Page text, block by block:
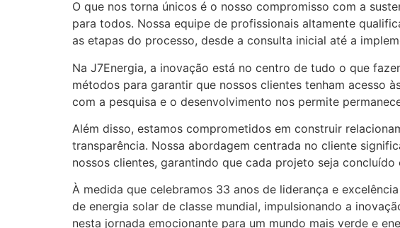
O que nos torna únicos é o nosso compromisso com a
para todos. Nossa equipe de profissionais altamente
as etapas do processo, desde a consulta inicial até a
Na J7Energia, a inovação está no centro de tudo o que
métodos para garantir que nossos clientes tenham acesso
com a pesquisa e o desenvolvimento nos permite
Além disso, estamos comprometidos em construir
transparência. Nossa abordagem centrada no cliente
nossos clientes, garantindo que cada projeto seja
À medida que celebramos 33 anos de liderança e
de energia solar de classe mundial, impulsionando a
nesta jornada emocionante para um mundo mais verde e